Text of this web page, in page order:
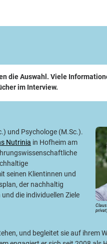
die Auswahl. Viele
im Interview.
und Psychologe (M.Sc.).
Nutrinia in Hofheim am
seinen Klientinnen und
der nachhaltig
die individuellen Ziele
und begleitet sie auf ihrem